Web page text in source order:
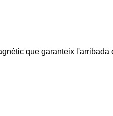
que garanteix l'arribada